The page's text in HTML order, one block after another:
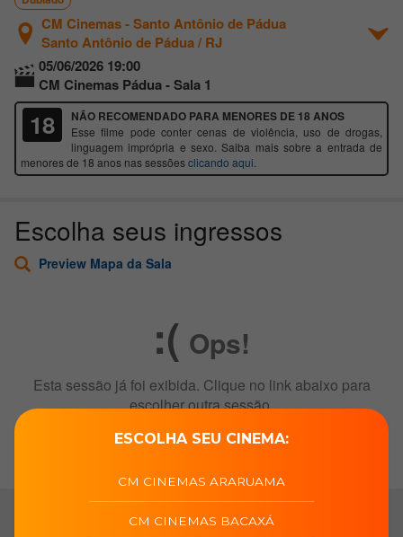
ESCOLHA SEU CINEMA:
CM CINEMAS ARARUAMA
CM CINEMAS BACAXÁ